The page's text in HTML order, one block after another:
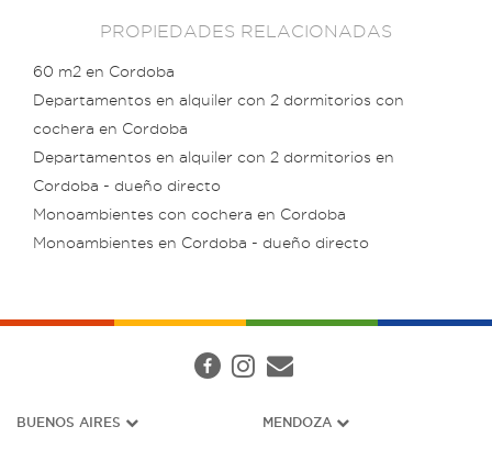
PROPIEDADES RELACIONADAS
60 m2 en Cordoba
Departamentos en alquiler con 2 dormitorios con
cochera en Cordoba
Departamentos en alquiler con 2 dormitorios en
Cordoba - dueño directo
Monoambientes con cochera en Cordoba
Monoambientes en Cordoba - dueño directo
BUENOS AIRES MENDOZA